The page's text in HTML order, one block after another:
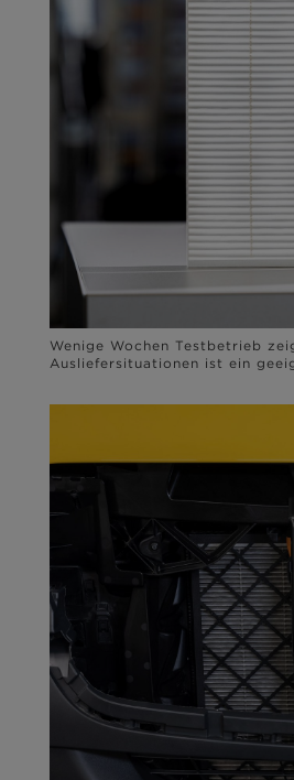
Wenige Wochen Testbetrieb
Ausliefersituationen ist ein